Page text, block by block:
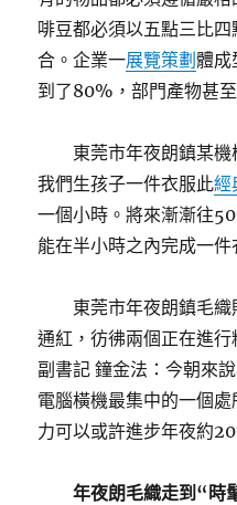
啡豆都必須以五點三比
合。企業一展覽策劃體成
到了80%，部門產物甚
東莞市年夜朗鎮某機
我們生孩子一件衣服此經
一個小時。將來漸漸往
能在半小時之內完成一件
東莞市年夜朗鎮毛
通紅，彷彿兩個正在進
副書記 鐘金法：今朝來
電腦橫機最集中的一個
力可以或許進步年夜約
年夜朗毛織走到“時